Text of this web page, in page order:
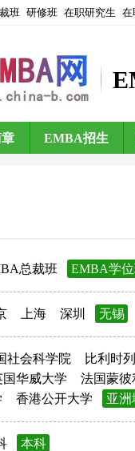
班 研修班 在职研究生 在
EMBA招生
总裁班 EMBA学
上海 深圳 无锡
社会科学院 比利时
国华威大学 法国蒙彼
香港公开大学 亚洲
本科